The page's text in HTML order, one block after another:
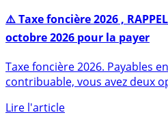
27 septembre 2021
⚠️ Taxe foncière 2026 ,
octobre 2026 pour la payer
contribuable, vous avez deux